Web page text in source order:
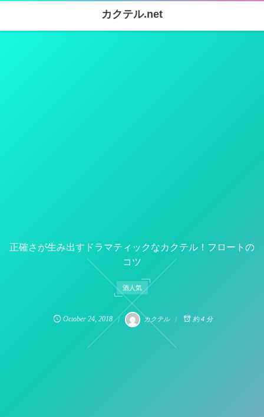
カクテル.net
正確さが生み出すドラマティックなカクテル！フロートの
コツ
酒人気
October 24, 2018 カクテル 約 4 分